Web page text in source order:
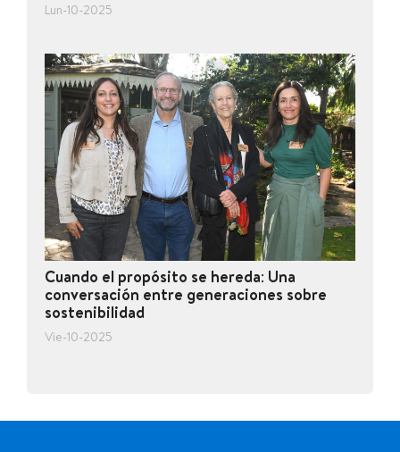
Lun-10-2025
Cuando el propósito se hereda: Una
conversación entre generaciones sobre
sostenibilidad
Vie-10-2025